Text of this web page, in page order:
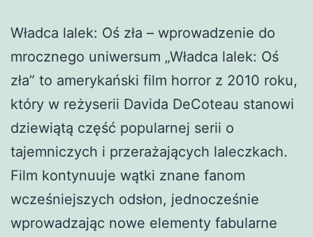
Władca lalek: Oś zła – wprowadzenie do
mrocznego uniwersum „Władca lalek: Oś
zła” to amerykański film horror z 2010 roku,
który w reżyserii Davida DeCoteau stanowi
dziewiątą część popularnej serii o
tajemniczych i przerażających laleczkach.
Film kontynuuje wątki znane fanom
wcześniejszych odsłon, jednocześnie
wprowadzając nowe elementy fabularne